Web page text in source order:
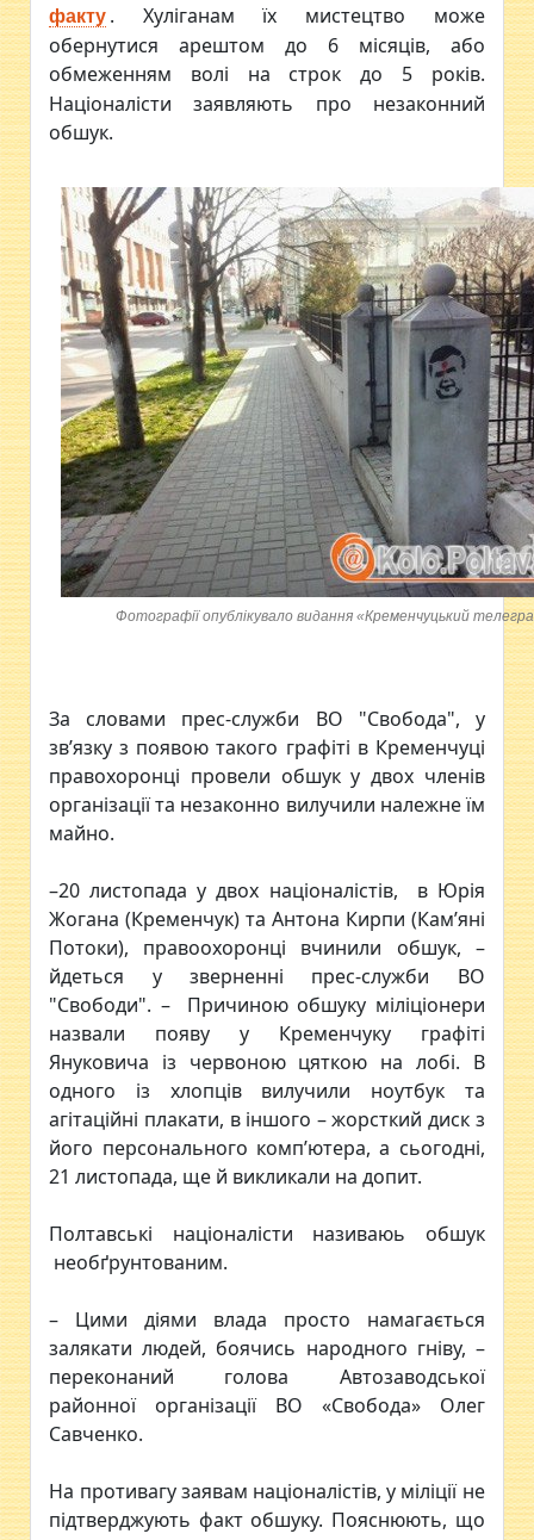
факту . Хуліганам їх мистецтво може
обернутися арештом до 6 місяців, або
обмеженням волі на строк до 5 років.
Націоналісти заявляють про незаконний
обшук.
Фотографії опублікувало видання «Кременчуцький
За словами прес-служби ВО "Свобода", у
зв’язку з появою такого графіті в Кременчуці
правохоронці провели обшук у двох членів
організації та незаконно вилучили належне їм
майно.
–20 листопада у двох націоналістів, в Юрія
Жогана (Кременчук) та Антона Кирпи (Кам’яні
Потоки), правоохоронці вчинили обшук, –
йдеться у зверненні прес-служби ВО
"Свободи". – Причиною обшуку міліціонери
назвали появу у Кременчуку графіті
Януковича із червоною цяткою на лобі. В
одного із хлопців вилучили ноутбук та
агітаційні плакати, в іншого – жорсткий диск з
його персонального комп’ютера, а сьогодні,
21 листопада, ще й викликали на допит.
Полтавські націоналісти називаюь обшук
необґрунтованим.
– Цими діями влада просто намагається
залякати людей, боячись народного гніву, –
переконаний голова Автозаводської
районної організації ВО «Свобода» Олег
Савченко.
На противагу заявам націоналістів, у міліції не
підтверджують факт обшуку. Пояснюють, що